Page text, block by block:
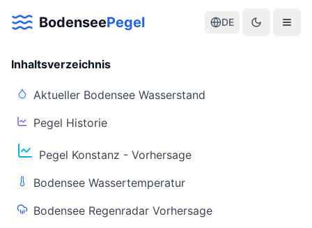
BodenseePegel DE
Inhaltsverzeichnis
Aktueller Bodensee Wasserstand
Pegel Historie
Pegel Konstanz - Vorhersage
Bodensee Wassertemperatur
Bodensee Regenradar Vorhersage
Aktuelle Warnlage Bodensee
Aktueller Bodensee Pegel & Wasserstand
Live-Daten
Wassertemperatur